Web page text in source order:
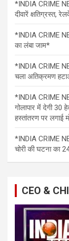
*INDIA CRIME
दीवारें क्षतिग्रस्त,
*INDIA CRIME
का लंबा जाम*
*INDIA CRIME
चला अतिक्रमण
*INDIA CRIME
गोलापार में देगी
हस्तांतरण पर लगाई
*INDIA CRIME
चोरी की घटना का
CEO &